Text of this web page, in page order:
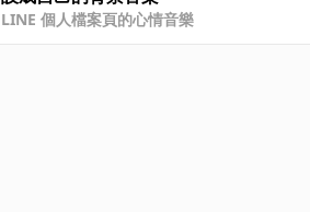
LINE 個人檔案頁的心情音樂